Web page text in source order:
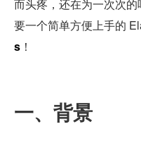
而头疼，还在为一次次
要一个简单方便上手的
s ！
一、背景